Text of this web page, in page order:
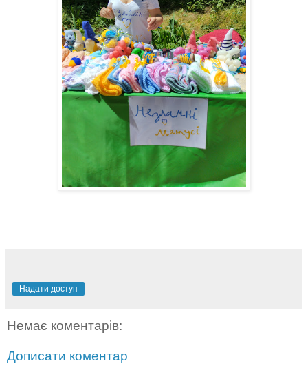
Надати доступ
Немає коментарів:
Дописати коментар